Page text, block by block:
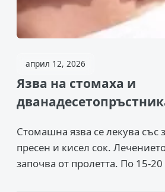
април 12, 2026
Язва на стомаха и
Стомашна язва се лекува със
пресен и кисел сок.
започва от пролетта. По 15-20